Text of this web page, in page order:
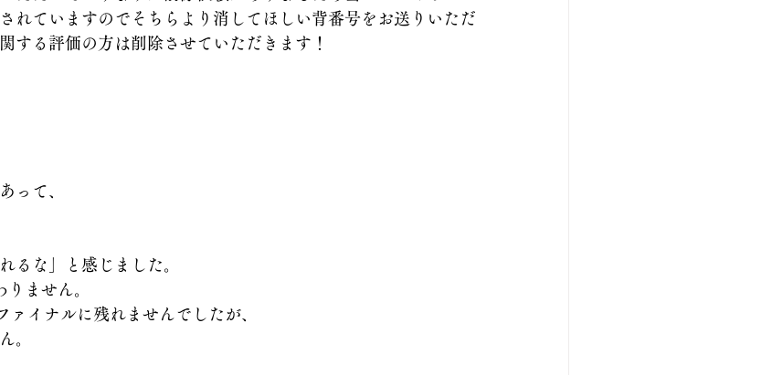
れていますのでそちらより消してほしい背番号をお送りいただ
する評価の方は削除させていただきます！
って、
るな」と感じました。
ません。
イナルに残れませんでしたが、
。